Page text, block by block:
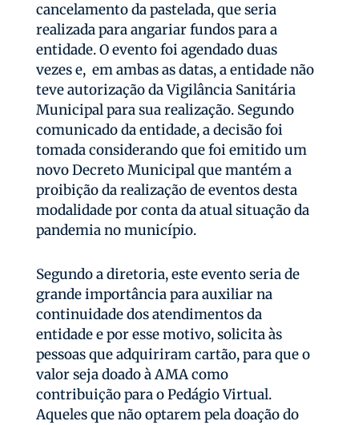
cancelamento da pastelada, que seria
realizada para angariar fundos para a
entidade. O evento foi agendado duas
vezes e, em ambas as datas, a entidade não
teve autorização da Vigilância Sanitária
Municipal para sua realização. Segundo
comunicado da entidade, a decisão foi
tomada considerando que foi emitido um
novo Decreto Municipal que mantém a
proibição da realização de eventos desta
modalidade por conta da atual situação da
pandemia no município.
Segundo a diretoria, este evento seria de
grande importância para auxiliar na
continuidade dos atendimentos da
entidade e por esse motivo, solicita às
pessoas que adquiriram cartão, para que o
valor seja doado à AMA como
contribuição para o Pedágio Virtual.
Aqueles que não optarem pela doação do